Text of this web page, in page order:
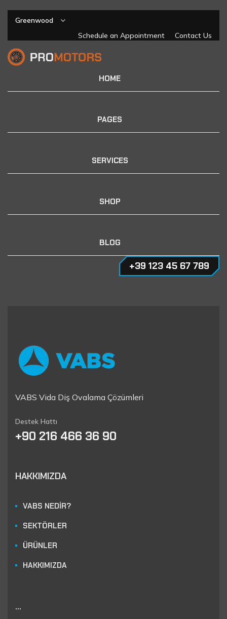
Greenwood
Schedule an Appointment
Contact Us
HOME
PAGES
SERVICES
SHOP
BLOG
+39 123 45 67 789
VABS Vida Diş Ovalama Çözümleri
Destek Hattı
+90 216 466 36 90
HAKKIMIZDA
VABS NEDİR?
SEKTÖRLER
ÜRÜNLER
HAKKIMIZDA
...